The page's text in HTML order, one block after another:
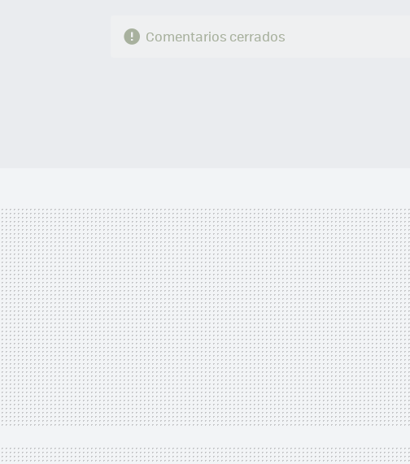
Comentarios cerrados